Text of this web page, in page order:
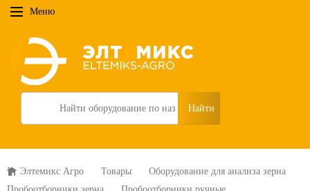
Меню
Search
Элтемикс Агро Товары
Оборудование для анализа зерна